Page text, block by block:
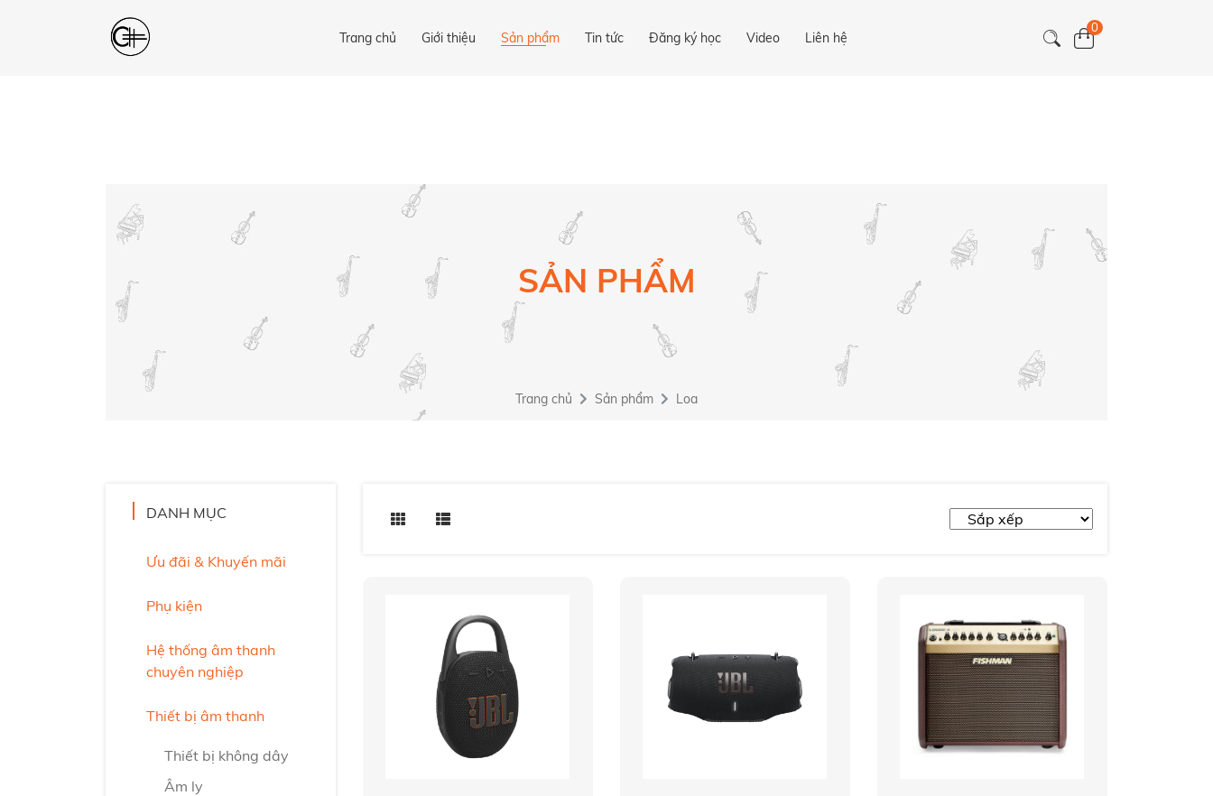
Trang chủ Giới thiệu Sản phẩm Tin tức Đăng ký học Video Liên hệ
0
SẢN PHẨM
Trang chủ Sản phẩm Loa
DANH MỤC
Ưu đãi & Khuyến mãi
Phụ kiện
Hệ thống âm thanh
chuyên nghiệp
Thiết bị âm thanh
Thiết bị không dây
Âm ly